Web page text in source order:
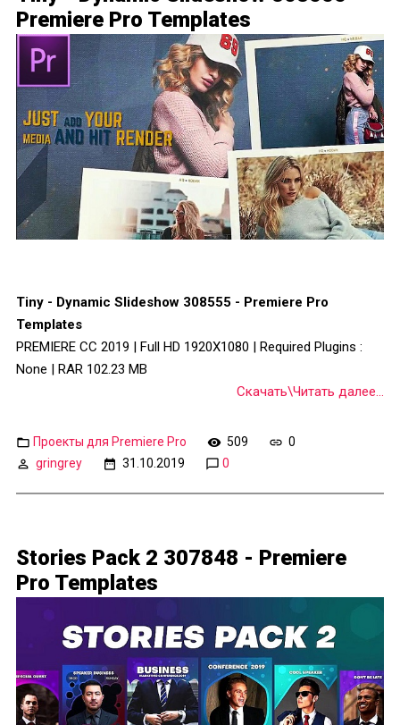
Premiere Pro Templates
Tiny - Dynamic Slideshow 308555 - Premiere Pro
Templates
PREMIERE CC 2019 | Full HD 1920X1080 | Required Plugins :
None | RAR 102.23 MB
Скачать\Читать далее...
Проекты для Premiere Pro 509
0
gringrey
31.10.2019 0
Stories Pack 2 307848 - Premiere
Pro Templates